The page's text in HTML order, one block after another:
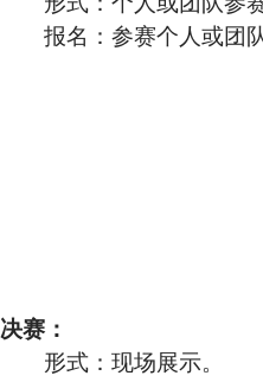
报名：参赛个人或团
决赛：
形式：现场展示。